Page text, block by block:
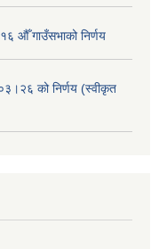
औँ गाउँसभाको निर्णय
को निर्णय (स्वीकृत